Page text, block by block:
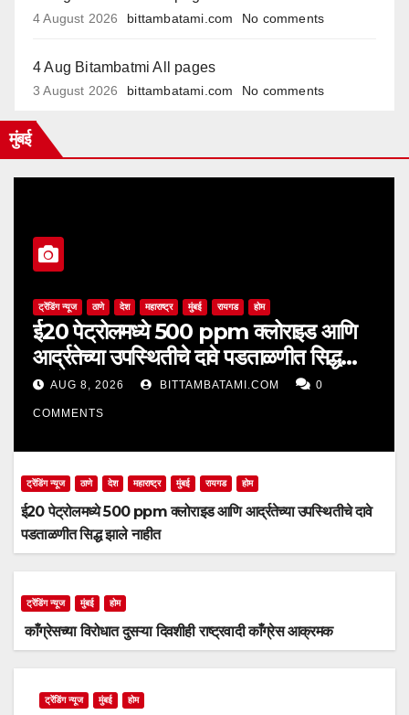
4 August 2026 bittambatami.com No comments
4 Aug Bitambatmi All pages
3 August 2026 bittambatami.com No comments
मुंबई
ट्रेंडिंग न्यूज ठाणे देश महाराष्ट्र मुंबई रायगड होम
ई20 पेट्रोलमध्ये 500 ppm क्लोराइड आणि
आर्द्रतेच्या उपस्थितीचे दावे पडताळणीत सिद्ध
झाले नाहीत
AUG 8, 2026 BITTAMBATAMI.COM 0
COMMENTS
ट्रेंडिंग न्यूज ठाणे देश महाराष्ट्र मुंबई रायगड होम
ई20 पेट्रोलमध्ये 500 ppm क्लोराइड आणि आर्द्रतेच्या उपस्थितीचे दावे
पडताळणीत सिद्ध झाले नाहीत
ट्रेंडिंग न्यूज मुंबई होम
काँग्रेसच्या विरोधात दुसऱ्या दिवशीही राष्ट्रवादी काँग्रेस आक्रमक
ट्रेंडिंग न्यूज मुंबई होम